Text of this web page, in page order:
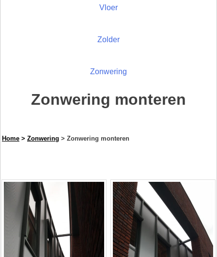
Vloer
Zolder
Zonwering
Zonwering monteren
Home > Zonwering > Zonwering monteren